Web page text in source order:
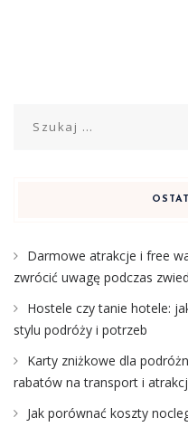
Darmowe atrakcje i free
zwrócić uwagę podczas
Hostele czy tanie hotele:
stylu podróży i potrzeb
Karty zniżkowe dla
rabatów na transport i
Jak porównać koszty